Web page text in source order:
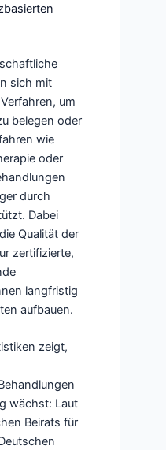
sich mit
um
belegen oder
wie
oder
durch
Dabei
Qualität der
zertifizierte,
langfristig
aufbauen.
zeigt,
wächst: Laut
Beirats für